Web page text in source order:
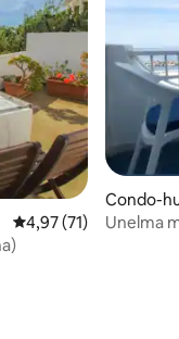
Keskimääräinen arvio
4,97 (71)
Condo-
Unelma